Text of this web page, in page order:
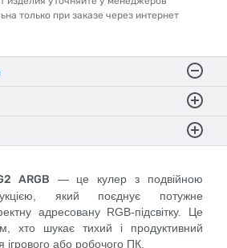
только при заказе через интернет
ARGB — це кулер з подвійною
який поєднує потужне
адресовану RGB-підсвітку. Це
хто шукає тихий і продуктивний
ігрового або робочого ПК.